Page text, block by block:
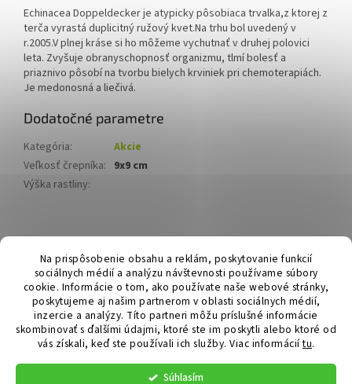
Na prispôsobenie obsahu a reklám, poskytovanie funkcií
sociálnych médií a analýzu návštevnosti používame súbory
cookie. Informácie o tom, ako používate naše webové stránky,
poskytujeme aj našim partnerom v oblasti sociálnych médií,
inzercie a analýzy. Títo partneri môžu príslušné informácie
skombinovať s ďalšími údajmi, ktoré ste im poskytli alebo ktoré od
vás získali, keď ste používali ich služby. Viac informáciítu.
Súhlasím
Echinacea Doppeldecker je atypicky pôsobiaca trvalka,z ktorej z
terča vyrastá duplicitný ružový kvet.Na trhu bol uvedený v
r.2005.V plnej kráse si ho môžeme vychutnať v druhej polovici
leta. Zvyšuje obranyschopnosť organizmu, tlmí bolesť a
priaznivo pôsobí na tvorbu bielych krviniek pri chemoterapiách.
Je medonosná a liečivá.
Dodatočné parametre
Kategória:
Akcie
Veľkosť črepníka: 9x9 cm
Výška rastliny:
á
Hurmikaki.com
Vytvoril Shoptet